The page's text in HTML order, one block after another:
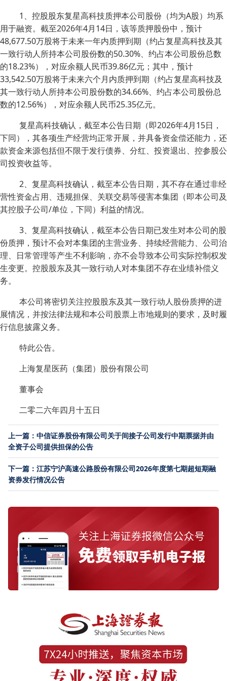
1、控股股东复星高科技质押本公司股份（均为A股）均系
用于融资。截至2026年4月14日，该等质押股份中，预计
48,677.50万股将于未来一年内质押到期（约占复星高科技及其
一致行动人所持本公司股份数的50.30%、约占本公司股份总数
的18.23%），对应余额人民币39.86亿元；其中，预计
33,542.50万股将于未来六个月内质押到期（约占复星高科技及
其一致行动人所持本公司股份数的34.66%、约占本公司股份总
数的12.56%），对应余额人民币25.35亿元。
复星高科技确认，截至本公告日期（即2026年4月15日，
下同），其各项生产经营均正常开展，并具备资金偿还能力，还
款资金来源包括但不限于发行债券、分红、投资退出、控参股公
司投资收益等。
2、复星高科技确认，截至本公告日期，其不存在通过非经
营性资金占用、违规担保、关联交易等侵害本集团（即本公司及
其控股子公司/单位，下同）利益的情况。
3、复星高科技确认，截至本公告日期已发生对本公司的股
份质押，预计不会对本集团的主营业务、持续经营能力、公司治
理、日常管理等产生不利影响，亦不会导致本公司实际控制权发
生变更。控股股东及其一致行动人对本集团不存在业绩补偿义
务。
本公司将密切关注控股股东及其一致行动人股份质押的进
展情况，并按法律法规和本公司股票上市地规则的要求，及时履
行信息披露义务。
特此公告。
上海复星医药（集团）股份有限公司
董事会
二零二六年四月十五日
上一篇：中信证券股份有限公司关于间接子公司发行中期票据并由
全资子公司提供担保的公告
下一篇：江苏宁沪高速公路股份有限公司2026年度第七期超短期融
资券发行情况公告